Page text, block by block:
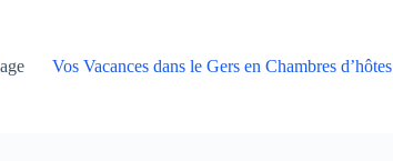
Vos Vacances dans le Gers en Chambres d’hôtes